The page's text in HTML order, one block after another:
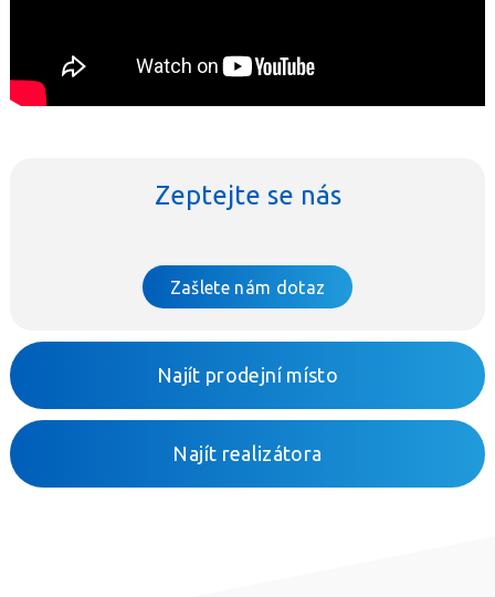
Zeptejte se nás
Zašlete nám dotaz
Najít prodejní místo
Najít realizátora